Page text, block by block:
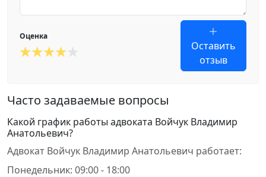
Оценка
Оставить
отзыв
Часто задаваемые вопросы
Какой график работы адвоката Войчук Владимир
Анатольевич?
Адвокат Войчук Владимир Анатольевич работает:
Понедельник: 09:00 - 18:00